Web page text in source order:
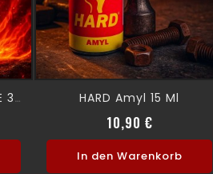
MAX BRUTAL DEEP INSIDE 30 Ml HARD Amyl 15 Ml
10,90 €Preis
In den Warenkorb